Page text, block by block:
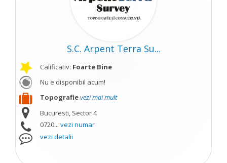
S.C. Arpent Terra Su...
Calificativ: Foarte Bine
Nu e disponibil acum!
Topografievezi mai mult
Bucuresti, Sector 4
0720... vezi numar
vezi detalii